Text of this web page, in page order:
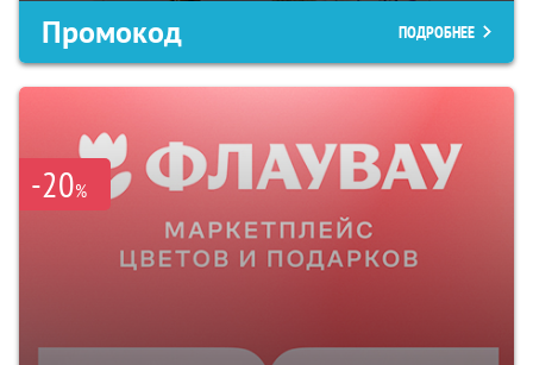
Промокод ПОДРОБНЕЕ
-20%